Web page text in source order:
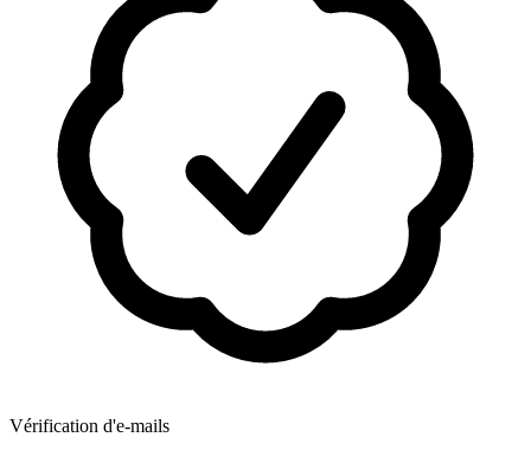
Vérification d'e-mails